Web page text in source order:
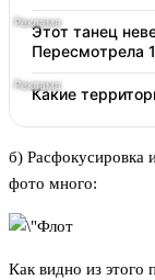
Этот танец
Пересмотрела
Какие
б) Расфокусировка
фото много:
Как видно из этого